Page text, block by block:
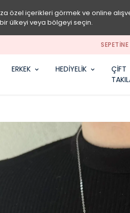
özel içerikleri görmek ve online
ülkeyi veya bölgeyi seçin.
ERKEK HEDİYELİK
ÇİFT